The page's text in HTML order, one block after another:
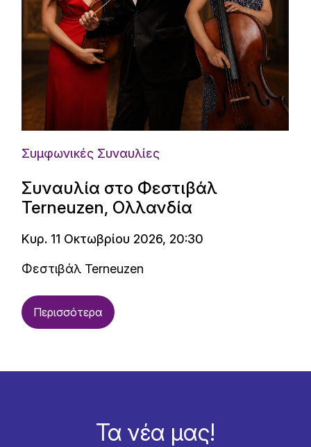
Συμφωνικές Συναυλίες
Συναυλία στο Φεστιβάλ
Terneuzen, Ολλανδία
Κυρ. 11 Οκτωβρίου 2026, 20:30
Φεστιβάλ Terneuzen
Περισσότερα
Τα νέα μας!